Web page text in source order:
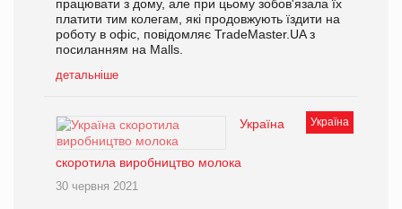
працювати з дому, але при цьому зобов'язала їх
платити тим колегам, які продовжують їздити на
роботу в офіс, повідомляє TradeMaster.UA з
посиланням на Malls.
детальніше
Україна
Україна
скоротила виробництво молока
30 червня 2021